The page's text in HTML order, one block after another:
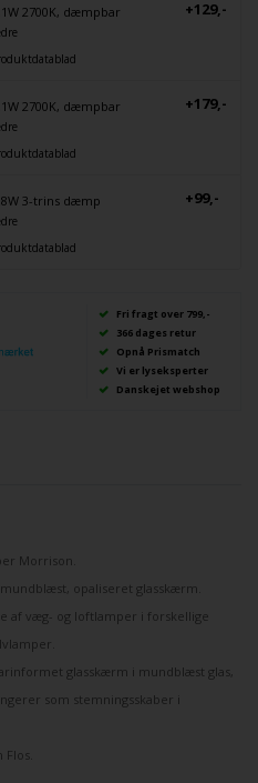
2700K, dæmpbar +129,-
2700K, dæmpbar +179,-
3-trins dæmp +99,-
Fri fragt over 799,-
366 dages retur
Opnå Prismatch
Vi er lyseksperter
Danskejet webshop
Morrison
opaliseret glasskærm.
af væg - og loftlamper i forskellige
glasskærm i mundblæst glas,
som stemningsskaber i
Flos